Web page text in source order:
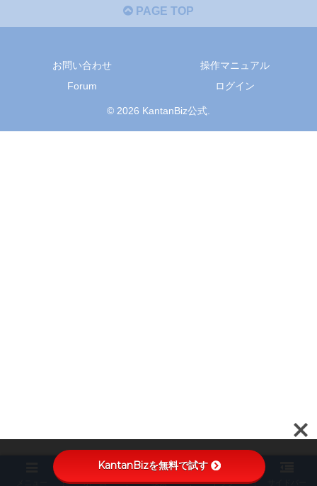
PAGE TOP
お問い合わせ
操作マニュアル
Forum
ログイン
© 2026 KantanBiz公式.
ホーム 検索 トップ
KantanBizを無料で試す